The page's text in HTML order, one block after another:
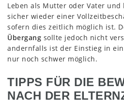
Leben als Mutter oder Vater und
sicher wieder einer
sofern dies zeitlich möglich ist.
Übergang sollte jedoch nicht
andernfalls ist der Einstieg in
nur noch schwer möglich.
TIPPS FÜR DIE
NACH DER